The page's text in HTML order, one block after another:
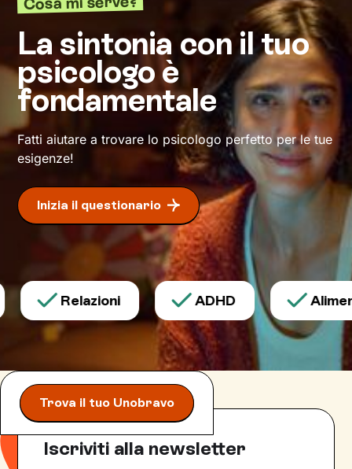
Io resterò al tuo fianco per tutto il percorso, per
allenarti con
esercizi e tecniche
in linea coi tuoi
bisogni e valori, e per aiutarti a non perdere
motivazione e determinazione. La ricompensa
per il lavoro fatto? Il tanto desiderato
benessere .
La sintonia con il tuo
psicologo è
fondamentale
Fatti aiutare a trovare lo psicologo perfetto per le tue
esigenze!
Inizia il questionario
Relazioni ADHD
Trova il tuo Unobravo
Iscriviti alla newsletter